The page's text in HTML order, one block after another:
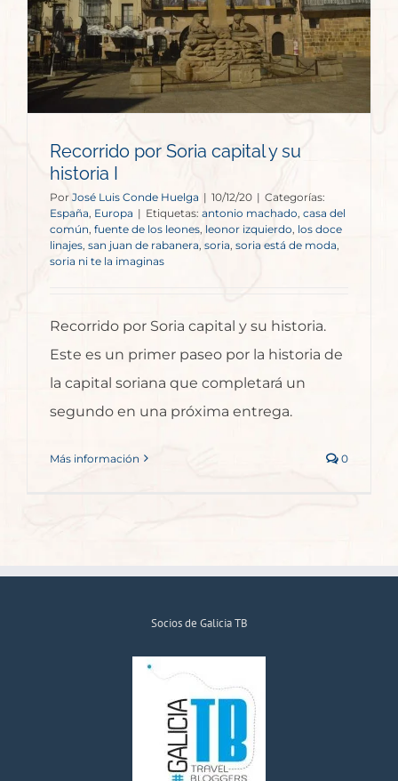
Recorrido por Soria capital y su
historia I
Por José Luis Conde Huelga | 10/12/20 | Categorías:
España, Europa | Etiquetas: antonio machado, casa del
común, fuente de los leones, leonor izquierdo los doce
linajes, san juan de rabanera, soria soria está de moda
soria ni te la imaginas
Recorrido por Soria capital y su historia.
Este es un primer paseo por la historia de
la capital soriana que completará un
segundo en una próxima entrega.
Más información 0
Socios de Galicia TB